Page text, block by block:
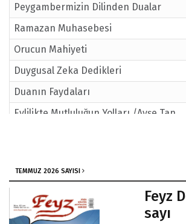
Peygambermizin Dilinden Dualar
Ramazan Muhasebesi
Orucun Mahiyeti
Duygusal Zeka Dedikleri
Duanın Faydaları
Evlilikte Mutluluğun Yolları /Ayşe Tan
TEMMUZ 2026 SAYISI
Feyz
sayı